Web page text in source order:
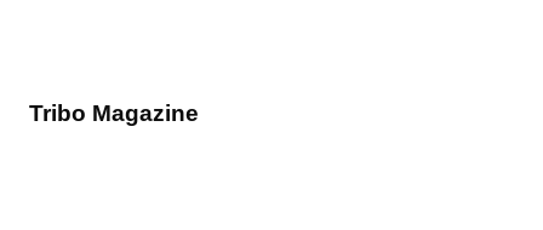
Tribo Magazine